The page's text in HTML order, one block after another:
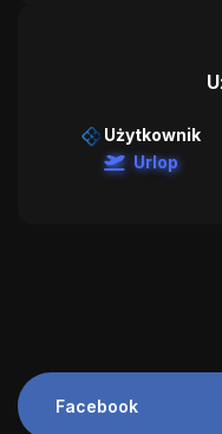
Użytkownik
Urlop
Facebook